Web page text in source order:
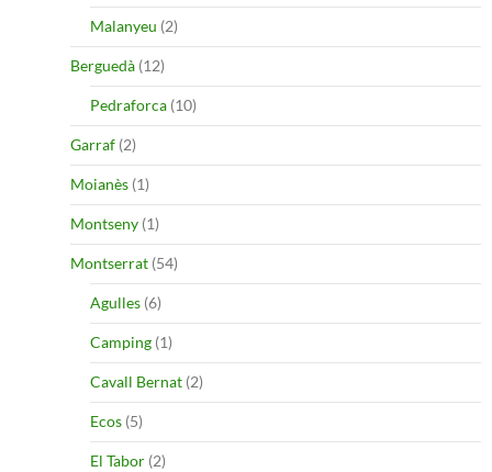
Malanyeu (2)
Berguedà (12)
Pedraforca (10)
Garraf (2)
Moianès (1)
Montseny (1)
Montserrat (54)
Agulles (6)
Camping (1)
Cavall Bernat (2)
Ecos (5)
El Tabor (2)